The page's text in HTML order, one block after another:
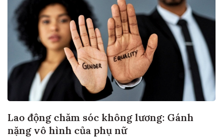
Lao động chăm sóc không lương: Gánh
nặng vô hình của phụ nữ